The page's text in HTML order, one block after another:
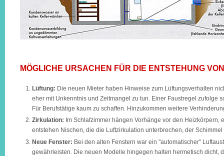
MÖGLICHE URSACHEN FÜR DIE ENTSTEHUNG
Lüftung: Die neuen Mieter haben Hinweise zum Lüftungsverhalten
eher mit Unkenntnis und Zeitmangel zu tun. Einer Faustregel zufolge
Für Berufstätige kaum zu schaffen. Hinzukommen weitere
Zirkulation: Im Schlafzimmer hängen Vorhänge vor den
entstehen Nischen, die die Luftzirkulation unterbrechen, der
Neue Fenster: Bei den alten Fenstern war ein "automatischer"
gewährleisten. Die neuen Modelle hingegen halten hermetisch dicht,